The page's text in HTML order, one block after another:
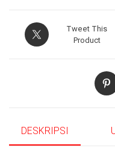
Tweet This
Product
DESKRIPSI